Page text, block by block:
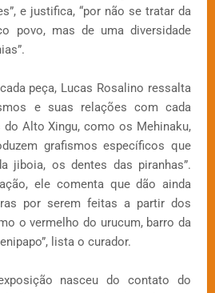
e justifica, “por não se tratar da
povo, mas de uma diversidade
peça, Lucas Rosalino ressalta
e suas relações com cada
do Alto Xingu, como os Mehinaku,
grafismos específicos que
jiboia, os dentes das piranhas”.
ele comenta que dão ainda
por serem feitas a partir dos
o vermelho do urucum, barro da
lista o curador.
nasceu do contato do